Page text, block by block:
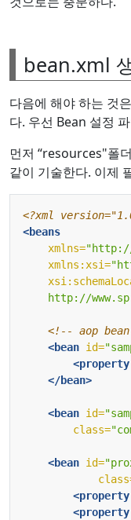
bean.xml
다음에 해야 하는 것
다. 우선 Bean 설정
먼저 “resources"폴
같이 기술한다. 이제
<?xml
<beans
xmlns="http://
xmlns:xsi=
http://
<!-- aop
<bean id=
<property
</bean>
<bean id=
class=
<bean id=
<property
<property